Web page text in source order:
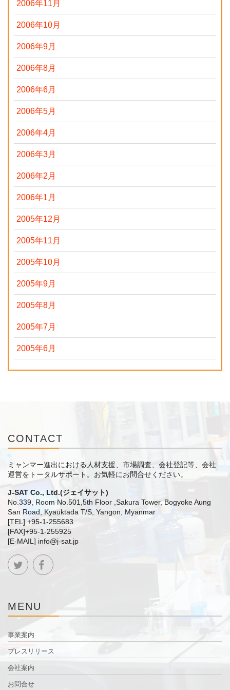
2006年11月
2006年10月
2006年9月
2006年8月
2006年6月
2006年5月
2006年4月
2006年3月
2006年2月
2006年1月
2005年12月
2005年11月
2005年10月
2005年9月
2005年8月
2005年7月
2005年6月
CONTACT
ミャンマー進出における人材支援、市場調査、会社登記等、会社
運営をトータルサポート。 お気軽にお問合せください。
J-SAT Co., Ltd.(ジェイサット)
No.339, Room No.501,5th Floor ,Sakura Tower, Bogyoke Aung
San Road, Kyauktada T/S, Yangon, Myanmar
[TEL] +95-1-255683
[FAX]+95-1-255925
[E-MAIL] info@j-sat.jp
MENU
事業案内
プレスリリース
会社案内
お問合せ